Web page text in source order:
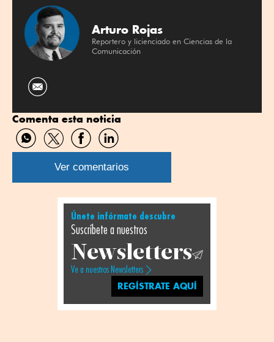
Arturo Rojas
Reportero y licienciado en Ciencias de la
Comunicación
Comenta esta noticia
Compartir
por
WhatsApp
Compartir
por
Twitter
Compartir
por
Facebook
Compartir
por
Linkedin
Ver comentarios
Únete infórmate descubre
Suscríbete a nuestros
Newsletters
Ve a nuestros Newsletters
REGÍSTRATE AQUÍ